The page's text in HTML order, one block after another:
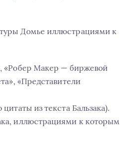
Домье иллюстрациями к
«Робер Макер — биржевой
«Представители
из текста Бальзака).
иллюстрациями к которым